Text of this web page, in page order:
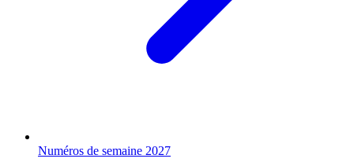
Numéros de semaine 2027